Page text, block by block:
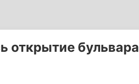
открытие бульвара